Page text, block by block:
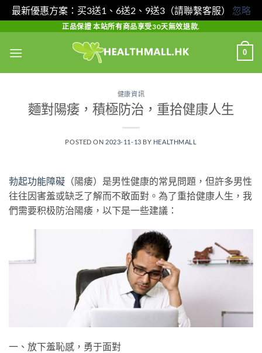
最新優惠方案：买3送1、6送2、9送3（請聯繫客服） 忽略
content
正品保證 本站所有商品享受30天無效退款.
0
健康資訊
麵對陽痿，積極防治，重拾健康人生
POSTED ON 2023-11-13 BY HEALTHMALL
勃起功能障礙 （陽痿）是男性健康的常見問題，但許多男性
往往因害羞或缺乏了解而不敢面對。為了重拾健康人生，我
們需要积极防治陽痿，以下是一些建議：
一、放下羞恥感，勇于面對